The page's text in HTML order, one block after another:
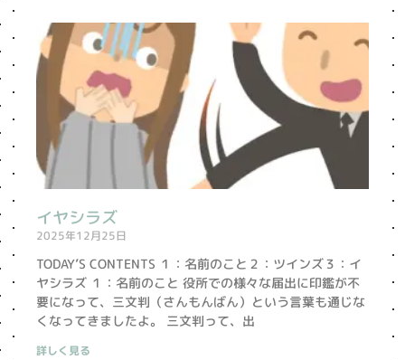
イヤシラズ
2025年12月25日
TODAY’S CONTENTS １：名前のこと２：ツインズ３：イ
ヤシラズ １：名前のこと 役所での様々な届出に印鑑が不
要になって、三文判（さんもんばん）という言葉も通じな
くなってきましたよ。 三文判って、出
詳しく見る